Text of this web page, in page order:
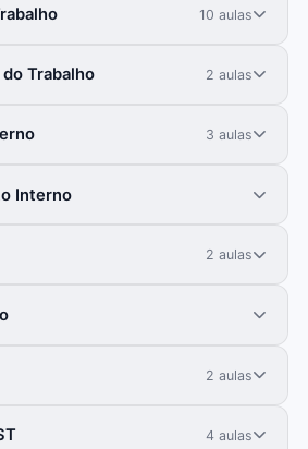
10 aulas
Trabalho 2 aulas
3 aulas
Interno
2 aulas
2 aulas
4 aulas